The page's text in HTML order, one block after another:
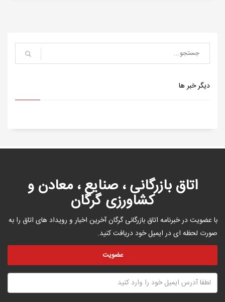
دیگر خبر ها
اتاق بازرگانی ، صنایع ، معادن و
کشاورزی گرگان
با عضویت در خبرنامه اتاق بازرگانی گرگان آخرین اخبار و رویداد های اتاق را به
صورت لحظه ای در ایمیل خود دریافت کنید.